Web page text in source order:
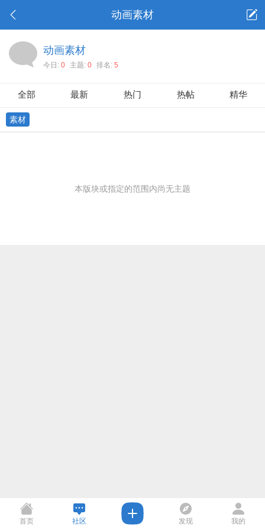
动画素材
动画素材
今日: 0 主题: 0 排名: 5
全部 最新 热门 热帖 精华
素材
本版块或指定的范围内尚无主题
首页 社区 发现 我的